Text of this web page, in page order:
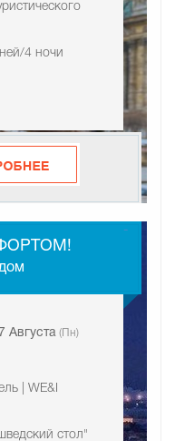
4 ночи
Августа (Пн)
| WE&I
стол"
-